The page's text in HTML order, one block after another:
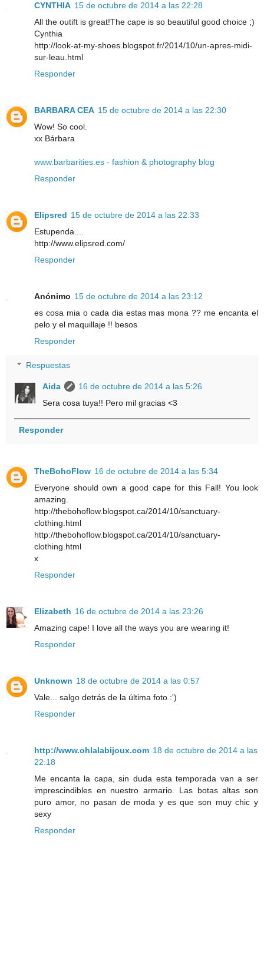
CYNTHIA 15 de octubre de 2014 a las 22:28
All the outift is great!The cape is so beautiful good choice ;)
Cynthia
http://look-at-my-shoes.blogspot.fr/2014/10/un-apres-midi-
sur-leau.html
Responder
BARBARA CEA 15 de octubre de 2014 a las 22:30
Wow! So cool.
xx Bárbara
www.barbarities.es - fashion & photography blog
Responder
Elipsred 15 de octubre de 2014 a las 22:33
Estupenda....
http://www.elipsred.com/
Responder
Anónimo 15 de octubre de 2014 a las 23:12
es cosa mia o cada dia estas mas mona ?? me encanta el
pelo y el maquillaje !! besos
Responder
Respuestas
Aida
16 de octubre de 2014 a las 5:26
Sera cosa tuya!! Pero mil gracias <3
Responder
TheBohoFlow 16 de octubre de 2014 a las 5:34
Everyone should own a good cape for this Fall! You look
amazing.
http://thebohoflow.blogspot.ca/2014/10/sanctuary-
clothing.html
http://thebohoflow.blogspot.ca/2014/10/sanctuary-
clothing.html
x
Responder
Elizabeth 16 de octubre de 2014 a las 23:26
Amazing cape! I love all the ways you are wearing it!
Responder
Unknown 18 de octubre de 2014 a las 0:57
Vale... salgo detrás de la última foto :')
Responder
http://www.ohlalabijoux.com 18 de octubre de 2014 a las
22:18
Me encanta la capa, sin duda esta temporada van a ser
imprescindibles en nuestro armario. Las botas altas son
puro amor, no pasan de moda y es que son muy chic y
sexy
Responder